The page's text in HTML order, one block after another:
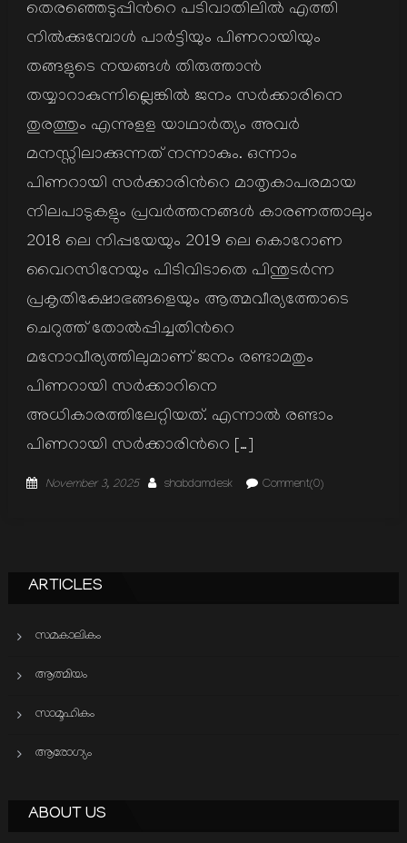
തെരഞ്ഞെടുപ്പിന്‍റെ പടിവാതിലില്‍ എത്തി
നില്‍ക്കുമ്പോള്‍ പാര്‍ട്ടിയും പിണറായിയും
തങ്ങളുടെ നയങ്ങള്‍ തിരുത്താന്‍
തയ്യാറാകുന്നില്ലെങ്കില്‍ ജനം സര്‍ക്കാരിനെ
തുരത്തും എന്നുളള യാഥാര്‍ത്യം അവര്‍
മനസ്സിലാക്കുന്നത് നന്നാകും. ഒന്നാം
പിണറായി സര്‍ക്കാരിന്‍റെ മാതൃകാപരമായ
നിലപാടുകളും പ്രവര്‍ത്തനങ്ങള്‍ കാരണത്താലും
2018 ലെ നിപ്പയേയും 2019 ലെ കൊറോണ
വൈറസിനേയും പിടിവിടാതെ പിന്തുടര്‍ന്ന
പ്രകൃതിക്ഷോഭങ്ങളെയും ആത്മവീര്യത്തോടെ
ചെറുത്ത് തോല്‍പ്പിച്ചതിന്‍റെ
മനോവീര്യത്തിലുമാണ് ജനം രണ്ടാമതും
പിണറായി സര്‍ക്കാറിനെ
അധികാരത്തിലേറ്റിയത്. എന്നാല്‍ രണ്ടാം
പിണറായി സര്‍ക്കാരിന്‍റെ […]
Posted
November 3, 2025 Author
shabdamdesk Comment(0)
ARTICLES
സമകാലികം
ആത്മിയം
സാമൂഹികം
ആരോഗ്യം
ABOUT US